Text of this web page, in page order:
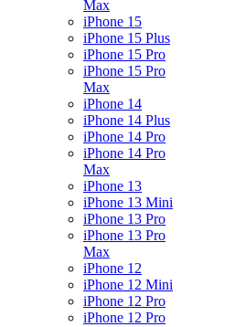
Max
iPhone 15
iPhone 15 Plus
iPhone 15 Pro
iPhone 15 Pro
Max
iPhone 14
iPhone 14 Plus
iPhone 14 Pro
iPhone 14 Pro
Max
iPhone 13
iPhone 13 Mini
iPhone 13 Pro
iPhone 13 Pro
Max
iPhone 12
iPhone 12 Mini
iPhone 12 Pro
iPhone 12 Pro